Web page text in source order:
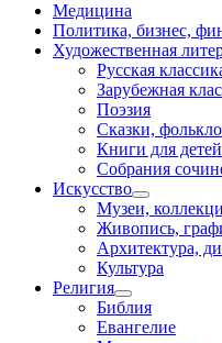
Медицина
Политика, бизнес,
Художественная
Русская
Зарубежная
Поэзия
Сказки,
Книги для
Собрания
Искусство
Музеи,
Живопись,
Архитектура,
Культура
Религия
Библия
Евангелие